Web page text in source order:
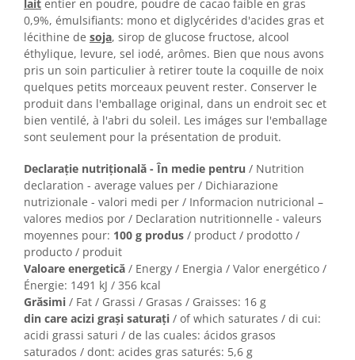
lait entier en poudre, poudre de cacao faible en gras
0,9%, émulsifiants: mono et diglycérides d'acides gras et
lécithine de soja, sirop de glucose fructose, alcool
éthylique, levure, sel iodé, arômes. Bien que nous avons
pris un soin particulier à retirer toute la coquille de noix
quelques petits morceaux peuvent rester. Conserver le
produit dans l'emballage original, dans un endroit sec et
bien ventilé, à l'abri du soleil. Les imáges sur l'emballage
sont seulement pour la présentation de produit.
Declarație nutrițională - În medie pentru / Nutrition
declaration - average values per / Dichiarazione
nutrizionale - valori medi per / Informacion nutricional –
valores medios por / Declaration nutritionnelle - valeurs
moyennes pour: 100 g produs / product / prodotto /
producto / produit
Valoare energetică / Energy / Energia / Valor energético /
Énergie: 1491 kJ / 356 kcal
Grăsimi / Fat / Grassi / Grasas / Graisses: 16 g
din care acizi graşi saturaţi / of which saturates / di cui:
acidi grassi saturi / de las cuales: ácidos grasos
saturados / dont: acides gras saturés: 5,6 g